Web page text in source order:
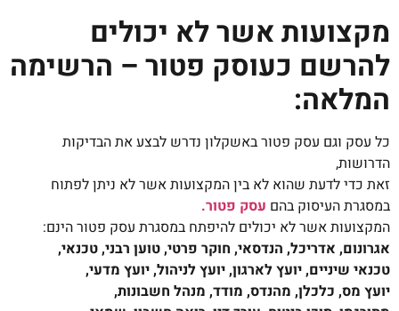
מקצועות אשר לא יכולים
להרשם כעוסק פטור – הרשימה
המלאה:
כל עסק וגם עסק פטור באשקלון נדרש לבצע את הבדיקות
הדרושות,
זאת כדי לדעת שהוא לא בין המקצועות אשר לא ניתן לפתוח
במסגרת העיסוק בהם עסק פטור.
המקצועות אשר לא יכולים להיפתח במסגרת עסק פטור הינם:
אגרונום, אדריכל, הנדסאי, חוקר פרטי, טוען רבני, טכנאי,
טכנאי שיניים, יועץ לארגון, יועץ לניהול, יועץ מדעי,
יועץ מס, כלכלן, מהנדס, מודד, מנהל חשבונות,